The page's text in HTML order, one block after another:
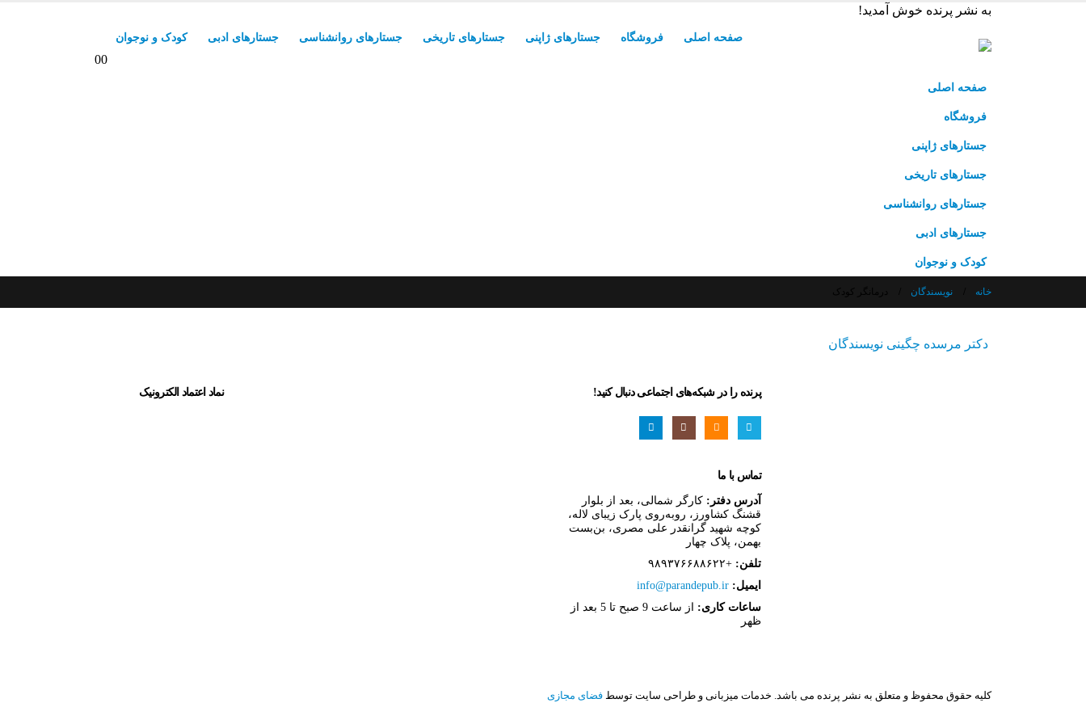
به نشر پرنده خوش آمدید!
صفحه اصلی فروشگاه جستارهای ژاپنی جستارهای تاریخی جستارهای روانشناسی جستارهای ادبی کودک و نوجوان
00
صفحه اصلی
فروشگاه
جستارهای ژاپنی
جستارهای تاریخی
جستارهای روانشناسی
جستارهای ادبی
کودک و نوجوان
خانه نویسندگان
دکتر مرسده چگینی نویسندگان
پرنده را در شبکه‌های اجتماعی دنبال کنید!
تماس با ما
آدرس دفتر: کارگر شمالی، بعد از بلوار
قشنگ کشاورز، روبه‌روی پارک زیبای لاله،
کوچه شهید گرانقدر علی مصری، بن‌بست
بهمن، پلاک چهار
تلفن: +۹۸۹۳۷۶۶۸۸۶۲۲
ایمیل: info@parandepub.ir
ساعات کاری:
از ساعت 9 صبح تا 5 بعد از
ظهر
نماد اعتماد الکترونیک
کلیه حقوق محفوظ و متعلق به نشر پرنده می باشد. خدمات میزبانی و طراحی سایت توسط فضای مجازی